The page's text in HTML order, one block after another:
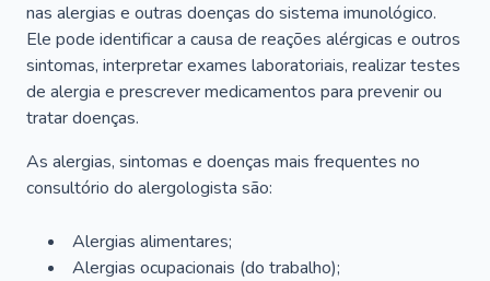
nas alergias e outras doenças do sistema imunológico.
Ele pode identificar a causa de reações alérgicas e outros
sintomas, interpretar exames laboratoriais, realizar testes
de alergia e prescrever medicamentos para prevenir ou
tratar doenças.
As alergias, sintomas e doenças mais frequentes no
consultório do alergologista são:
Alergias alimentares;
Alergias ocupacionais (do trabalho);